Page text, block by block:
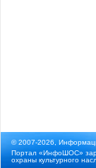
© 2007-2026,
Портал «ИнфоШОС»
охраны культурного